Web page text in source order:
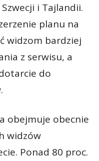
i Tajlandii.
planu na
widzom bardziej
z serwisu, a
do
obejmuje obecnie
widzów
Ponad 80 proc.